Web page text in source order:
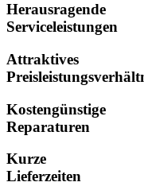
Herausragende
Serviceleistungen
Attraktives
Kostengünstige
Reparaturen
Kurze
Lieferzeiten